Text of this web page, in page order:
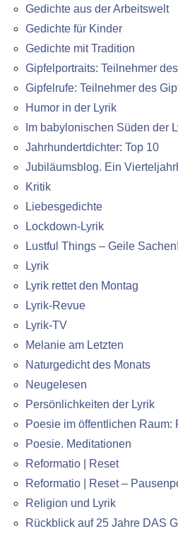
Gedichte aus der Arbeitswelt
Gedichte für Kinder
Gedichte mit Tradition
Gipfelportraits: Teilnehmer
Gipfelrufe: Teilnehmer des
Humor in der Lyrik
Im babylonischen Süden der
Jahrhundertdichter: Top 10
Jubiläumsblog. Ein
Kritik
Liebesgedichte
Lockdown-Lyrik
Lustful Things – Geile Sachen!
Lyrik
Lyrik rettet den Montag
Lyrik-Revue
Lyrik-TV
Melanie am Letzten
Naturgedicht des Monats
Neugelesen
Persönlichkeiten der Lyrik
Poesie im öffentlichen Raum:
Poesie. Meditationen
Reformatio | Reset
Reformatio | Reset –
Religion und Lyrik
Rückblick auf 25 Jahre DAS